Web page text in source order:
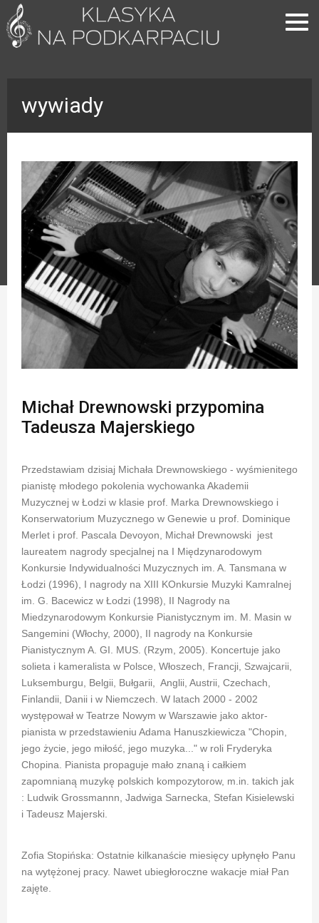
JUser::_load: Nie można załadować danych użytkownika o ID: 708.
wywiady
Michał Drewnowski przypomina
Tadeusza Majerskiego
Przedstawiam dzisiaj Michała Drewnowskiego - wyśmienitego
pianistę młodego pokolenia wychowanka Akademii
Muzycznej w Łodzi w klasie prof. Marka Drewnowskiego i
Konserwatorium Muzycznego w Genewie u prof. Dominique
Merlet i prof. Pascala Devoyon, Michał Drewnowski jest
laureatem nagrody specjalnej na I Międzynarodowym
Konkursie Indywidualności Muzycznych im. A. Tansmana w
Łodzi (1996), I nagrody na XIII KOnkursie Muzyki Kamralnej
im. G. Bacewicz w Łodzi (1998), II Nagrody na
Miedzynarodowym Konkursie Pianistycznym im. M. Masin w
Sangemini (Włochy, 2000), II nagrody na Konkursie
Pianistycznym A. GI. MUS. (Rzym, 2005). Koncertuje jako
solieta i kameralista w Polsce, Włoszech, Francji, Szwajcarii,
Luksemburgu, Belgii, Bułgarii, Anglii, Austrii, Czechach,
Finlandii, Danii i w Niemczech. W latach 2000 - 2002
występował w Teatrze Nowym w Warszawie jako aktor-
pianista w przedstawieniu Adama Hanuszkiewicza "Chopin,
jego życie, jego miłość, jego muzyka..." w roli Fryderyka
Chopina. Pianista propaguje mało znaną i całkiem
zapomnianą muzykę polskich kompozytorow, m.in. takich jak
: Ludwik Grossmannn, Jadwiga Sarnecka, Stefan Kisielewski
i Tadeusz Majerski.
Zofia Stopińska: Ostatnie kilkanaście miesięcy upłynęło Panu
na wytężonej pracy. Nawet ubiegłoroczne wakacje miał Pan
zajęte.